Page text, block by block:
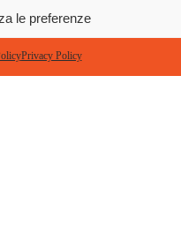
le preferenze
Privacy Policy
Tel: 02
86894402
Social